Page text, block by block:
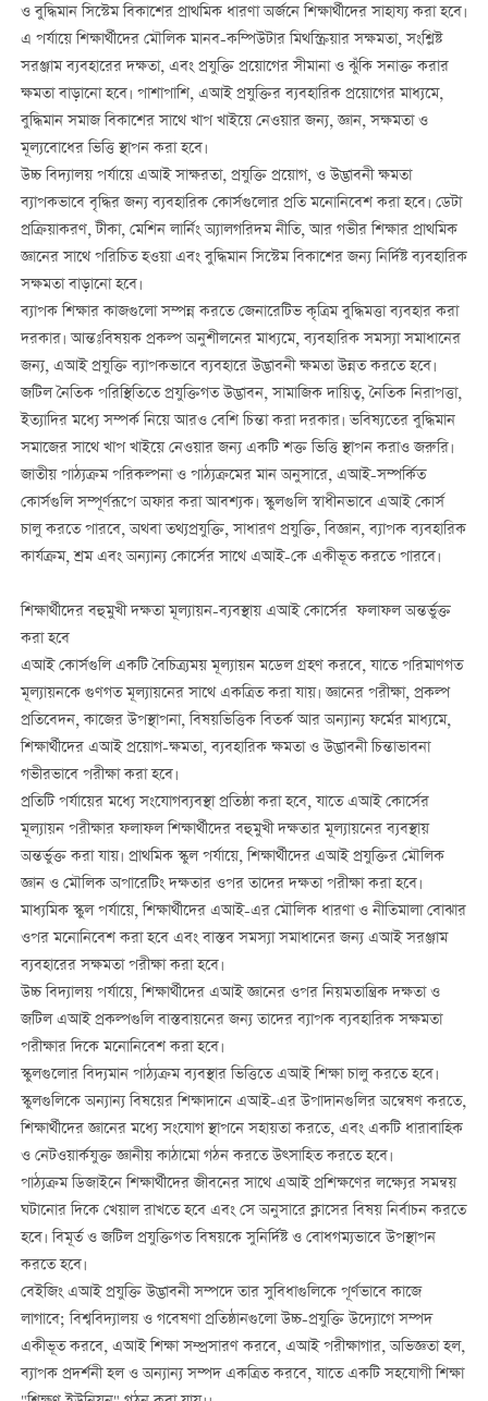
ও বুদ্ধিমান সিস্টেম বিকাশের প্রাথমিক ধারণা অর্জনে শিক্ষার্থীদের সাহায্য করা হবে।
এ পর্যায়ে শিক্ষার্থীদের মৌলিক মানব-কম্পিউটার মিথস্ক্রিয়ার সক্ষমতা, সংশ্লিষ্ট
সরঞ্জাম ব্যবহারের দক্ষতা, এবং প্রযুক্তি প্রয়োগের সীমানা ও ঝুঁকি সনাক্ত করার
ক্ষমতা বাড়ানো হবে। পাশাপাশি, এআই প্রযুক্তির ব্যবহারিক প্রয়োগের মাধ্যমে,
বুদ্ধিমান সমাজ বিকাশের সাথে খাপ খাইয়ে নেওয়ার জন্য, জ্ঞান, সক্ষমতা ও
মূল্যবোধের ভিত্তি স্থাপন করা হবে।
উচ্চ বিদ্যালয় পর্যায়ে এআই সাক্ষরতা, প্রযুক্তি প্রয়োগ, ও উদ্ভাবনী ক্ষমতা
ব্যাপকভাবে বৃদ্ধির জন্য ব্যবহারিক কোর্সগুলোর প্রতি মনোনিবেশ করা হবে। ডেটা
প্রক্রিয়াকরণ, টীকা, মেশিন লার্নিং অ্যালগরিদম নীতি, আর গভীর শিক্ষার প্রাথমিক
জ্ঞানের সাথে পরিচিত হওয়া এবং বুদ্ধিমান সিস্টেম বিকাশের জন্য নির্দিষ্ট ব্যবহারিক
সক্ষমতা বাড়ানো হবে।
ব্যাপক শিক্ষার কাজগুলো সম্পন্ন করতে জেনারেটিভ কৃত্রিম বুদ্ধিমত্তা ব্যবহার করা
দরকার। আন্তঃবিষয়ক প্রকল্প অনুশীলনের মাধ্যমে, ব্যবহারিক সমস্যা সমাধানের
জন্য, এআই প্রযুক্তি ব্যাপকভাবে ব্যবহারে উদ্ভাবনী ক্ষমতা উন্নত করতে হবে।
জটিল নৈতিক পরিস্থিতিতে প্রযুক্তিগত উদ্ভাবন, সামাজিক দায়িত্ব, নৈতিক নিরাপত্তা,
ইত্যাদির মধ্যে সম্পর্ক নিয়ে আরও বেশি চিন্তা করা দরকার। ভবিষ্যতের বুদ্ধিমান
সমাজের সাথে খাপ খাইয়ে নেওয়ার জন্য একটি শক্ত ভিত্তি স্থাপন করাও জরুরি।
জাতীয় পাঠ্যক্রম পরিকল্পনা ও পাঠ্যক্রমের মান অনুসারে, এআই-সম্পর্কিত
কোর্সগুলি সম্পূর্ণরূপে অফার করা আবশ্যক। স্কুলগুলি স্বাধীনভাবে এআই কোর্স
চালু করতে পারবে, অথবা তথ্যপ্রযুক্তি, সাধারণ প্রযুক্তি, বিজ্ঞান, ব্যাপক ব্যবহারিক
কার্যক্রম, শ্রম এবং অন্যান্য কোর্সের সাথে এআই-কে একীভূত করতে পারবে।
শিক্ষার্থীদের বহুমুখী দক্ষতা মূল্যায়ন-ব্যবস্থায় এআই কোর্সের ফলাফল অন্তর্ভুক্ত
করা হবে
এআই কোর্সগুলি একটি বৈচিত্র্যময় মূল্যায়ন মডেল গ্রহণ করবে, যাতে পরিমাণগত
মূল্যায়নকে গুণগত মূল্যায়নের সাথে একত্রিত করা যায়। জ্ঞানের পরীক্ষা, প্রকল্প
প্রতিবেদন, কাজের উপস্থাপনা, বিষয়ভিত্তিক বিতর্ক আর অন্যান্য ফর্মের মাধ্যমে,
শিক্ষার্থীদের এআই প্রয়োগ-ক্ষমতা, ব্যবহারিক ক্ষমতা ও উদ্ভাবনী চিন্তাভাবনা
গভীরভাবে পরীক্ষা করা হবে।
প্রতিটি পর্যায়ের মধ্যে সংযোগব্যবস্থা প্রতিষ্ঠা করা হবে, যাতে এআই কোর্সের
মূল্যায়ন পরীক্ষার ফলাফল শিক্ষার্থীদের বহুমুখী দক্ষতার মূল্যায়নের ব্যবস্থায়
অন্তর্ভুক্ত করা যায়। প্রাথমিক স্কুল পর্যায়ে, শিক্ষার্থীদের এআই প্রযুক্তির মৌলিক
জ্ঞান ও মৌলিক অপারেটিং দক্ষতার ওপর তাদের দক্ষতা পরীক্ষা করা হবে।
মাধ্যমিক স্কুল পর্যায়ে, শিক্ষার্থীদের এআই-এর মৌলিক ধারণা ও নীতিমালা বোঝার
ওপর মনোনিবেশ করা হবে এবং বাস্তব সমস্যা সমাধানের জন্য এআই সরঞ্জাম
ব্যবহারের সক্ষমতা পরীক্ষা করা হবে।
উচ্চ বিদ্যালয় পর্যায়ে, শিক্ষার্থীদের এআই জ্ঞানের ওপর নিয়মতান্ত্রিক দক্ষতা ও
জটিল এআই প্রকল্পগুলি বাস্তবায়নের জন্য তাদের ব্যাপক ব্যবহারিক সক্ষমতা
পরীক্ষার দিকে মনোনিবেশ করা হবে।
স্কুলগুলোর বিদ্যমান পাঠ্যক্রম ব্যবস্থার ভিত্তিতে এআই শিক্ষা চালু করতে হবে।
স্কুলগুলিকে অন্যান্য বিষয়ের শিক্ষাদানে এআই-এর উপাদানগুলির অন্বেষণ করতে,
শিক্ষার্থীদের জ্ঞানের মধ্যে সংযোগ স্থাপনে সহায়তা করতে, এবং একটি ধারাবাহিক
ও নেটওয়ার্কযুক্ত জ্ঞানীয় কাঠামো গঠন করতে উত্সাহিত করতে হবে।
পাঠ্যক্রম ডিজাইনে শিক্ষার্থীদের জীবনের সাথে এআই প্রশিক্ষণের লক্ষ্যের সমন্বয়
ঘটানোর দিকে খেয়াল রাখতে হবে এবং সে অনুসারে ক্লাসের বিষয় নির্বাচন করতে
হবে। বিমূর্ত ও জটিল প্রযুক্তিগত বিষয়কে সুনির্দিষ্ট ও বোধগম্যভাবে উপস্থাপন
করতে হবে।
বেইজিং এআই প্রযুক্তি উদ্ভাবনী সম্পদে তার সুবিধাগুলিকে পূর্ণভাবে কাজে
লাগাবে; বিশ্ববিদ্যালয় ও গবেষণা প্রতিষ্ঠানগুলো উচ্চ-প্রযুক্তি উদ্যোগে সম্পদ
একীভূত করবে, এআই শিক্ষা সম্প্রসারণ করবে, এআই পরীক্ষাগার, অভিজ্ঞতা হল,
ব্যাপক প্রদর্শনী হল ও অন্যান্য সম্পদ একত্রিত করবে, যাতে একটি সহযোগী শিক্ষা